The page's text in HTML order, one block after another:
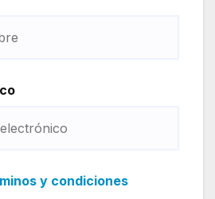
y condiciones